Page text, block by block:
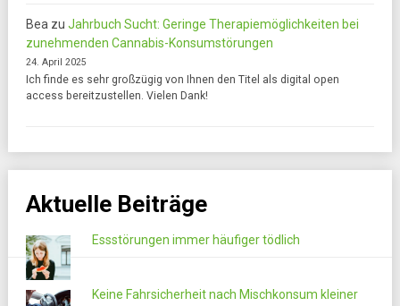
Bea zu Jahrbuch Sucht: Geringe Therapiemöglichkeiten bei
zunehmenden Cannabis-Konsumstörungen
24. April 2025
Ich finde es sehr großzügig von Ihnen den Titel als digital open
access bereitzustellen. Vielen Dank!
Aktuelle Beiträge
Essstörungen immer häufiger tödlich
Keine Fahrsicherheit nach Mischkonsum kleiner